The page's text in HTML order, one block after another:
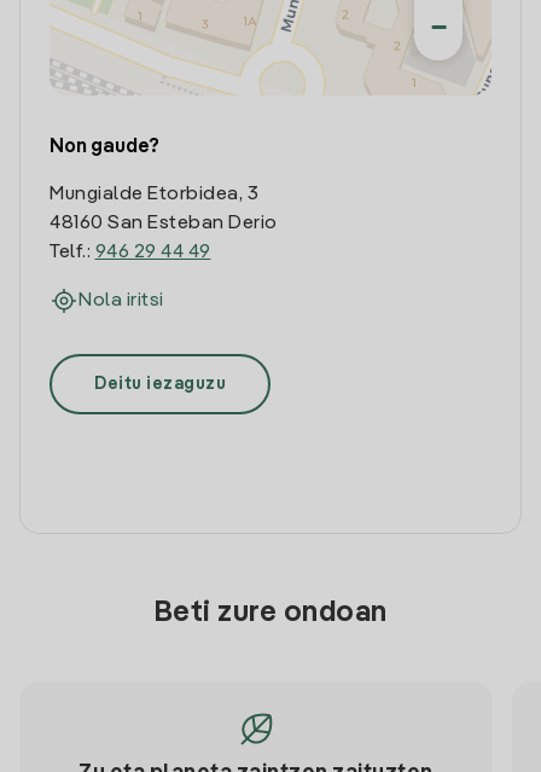
−
Non gaude?
Mungialde Etorbidea, 3
48160 San Esteban Derio
Telf.: 946 29 44 49
Nola iritsi
Deitu iezaguzu
Beti zure ondoan